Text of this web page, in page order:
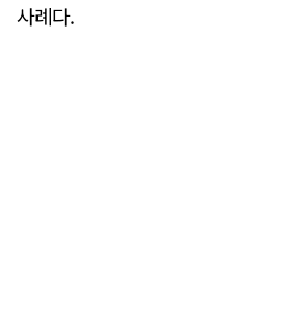
사례다.